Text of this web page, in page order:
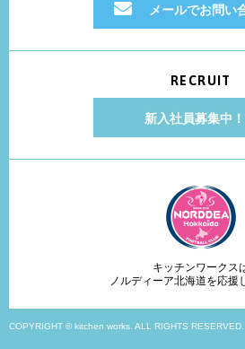
メールでお問い
RECRUIT
新入社員募集中！
キッチンワークス
ノルディーア北海道を応援
COPYRIGHT © kitchen works. ALL RIGHTS RESERVED.